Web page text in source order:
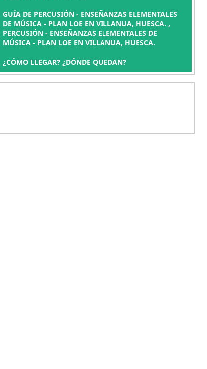
GUÍA DE PERCUSIÓN - ENSEÑANZAS ELEMENTALES
DE MÚSICA - PLAN LOE EN VILLANUA, HUESCA. ,
PERCUSIÓN - ENSEÑANZAS ELEMENTALES DE
MÚSICA - PLAN LOE EN VILLANUA, HUESCA.
¿CÓMO LLEGAR? ¿DÓNDE QUEDAN?